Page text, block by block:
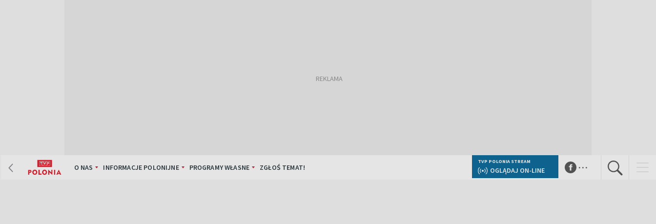
O NAS INFORMACJE POLONIJNE PROGRAMY WŁASNE ZGŁOŚ TEMAT!
TVP POLONIA STREAM
OGLĄDAJ ON-LINE ...